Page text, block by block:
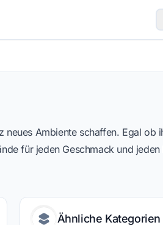
Ambiente schaffen. Egal ob
für jeden Geschmack und jeden
Ähnliche Kategorien